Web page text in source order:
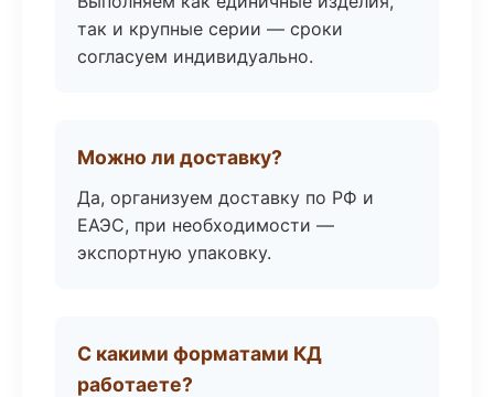
так и крупные серии — сроки
согласуем индивидуально.
Можно ли доставку?
Да, организуем доставку по РФ и
ЕАЭС, при необходимости —
экспортную упаковку.
С какими форматами КД
работаете?